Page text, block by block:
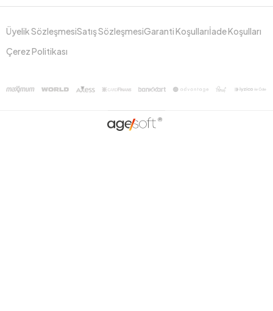
Üyelik SözleşmesiSatış SözleşmesiGaranti Koşullarıİade Koşulları
Çerez Politikası